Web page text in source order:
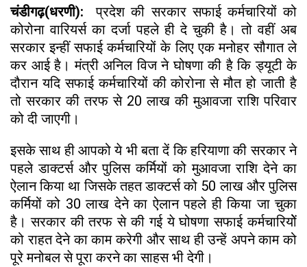
चंडीगढ़(धरणी): प्रदेश की सरकार सफाई कर्मचारियों को
कोरोना वारियर्स का दर्जा पहले ही दे चुकी है। तो वहीं अब
सरकार इन्हीं सफाई कर्मचारियों के लिए एक मनोहर सौगात ले
कर आई है। मंत्री अनिल विज ने घोषणा की है कि ड्यूटी के
दौरान यदि सफाई कर्मचारियों की कोरोना से मौत हो जाती है
तो सरकार की तरफ से 20 लाख की मुआवजा राशि परिवार
को दी जाएगी।
इसके साथ ही आपको ये भी बता दें कि हरियाणा की सरकार ने
पहले डाक्टर्स और पुलिस कर्मियों को मुआवजा राशि देने का
ऐलान किया था जिसके तहत डाक्टर्स को 50 लाख और पुलिस
कर्मियों को 30 लाख देने का ऐलान पहले ही किया जा चुका
है। सरकार की तरफ से की गई ये घोषणा सफाई कर्मचारियोें
को राहत देने का काम करेगी और साथ ही उन्हें अपने काम को
पूरे मनोबल से पूरा करने का साहस भी देगी।